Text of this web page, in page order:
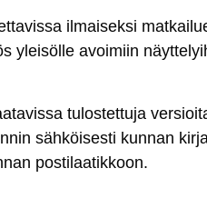
il­mai­sek­si
ylei­söl­le avoi­miin
tu­los­tet­tu­ja
säh­köi­ses­ti kun­nan
pos­ti­laa­tik­koon.